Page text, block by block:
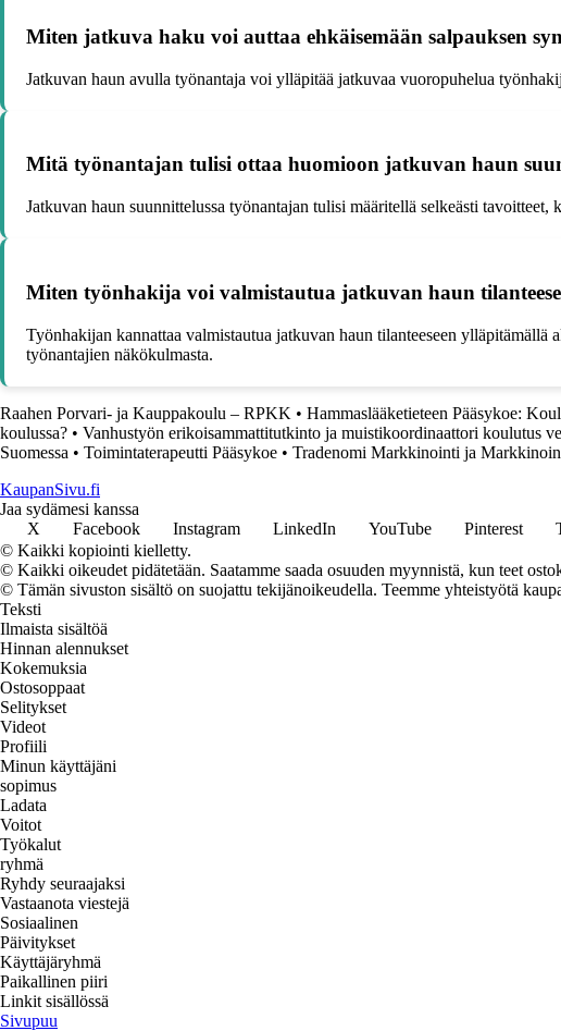
Miten jatkuva haku voi auttaa ehkäisemään salpauksen
Jatkuvan haun avulla työnantaja voi ylläpitää jatkuvaa vuoropuhelua
Mitä työnantajan tulisi ottaa huomioon jatkuvan haun
Jatkuvan haun suunnittelussa työnantajan tulisi määritellä selkeästi
Miten työnhakija voi valmistautua jatkuvan haun
Työnhakijan kannattaa valmistautua jatkuvan haun tilanteeseen
työnantajien näkökulmasta.
Raahen Porvari- ja Kauppakoulu – RPKK • Hammaslääketieteen Pääsykoe:
koulussa? • Vanhustyön erikoisammattitutkinto ja muistikoordinaattori koulutus
Suomessa • Toimintaterapeutti Pääsykoe • Tradenomi Markkinointi ja
KaupanSivu.fi
Jaa sydämesi kanssa
X
Facebook Instagram LinkedIn YouTube Pinterest
© Kaikki kopiointi kielletty.
© Kaikki oikeudet pidätetään. Saatamme saada osuuden myynnistä, kun teet
© Tämän sivuston sisältö on suojattu tekijänoikeudella. Teemme yhteistyötä
Teksti
Ilmaista sisältöä
Hinnan alennukset
Kokemuksia
Ostosoppaat
Selitykset
Videot
Profiili
Minun käyttäjäni
sopimus
Ladata
Voitot
Työkalut
ryhmä
Ryhdy seuraajaksi
Vastaanota viestejä
Sosiaalinen
Päivitykset
Käyttäjäryhmä
Paikallinen piiri
Linkit sisällössä
Sivupuu